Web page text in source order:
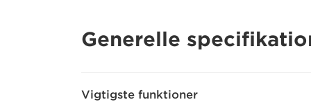
Generelle
Vigtigste funktioner